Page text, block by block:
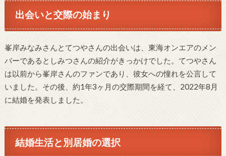
出会いと交際の始まり
峯岸みなみさんとてつやさんの出会いは、東海オンエアのメン
バーであるとしみつさんの紹介がきっかけでした。てつやさん
は以前から峯岸さんのファンであり、彼女への憧れを公言して
いました。その後、約1年3ヶ月の交際期間を経て、2022年8月
に結婚を発表しました。
結婚生活と別居婚の選択